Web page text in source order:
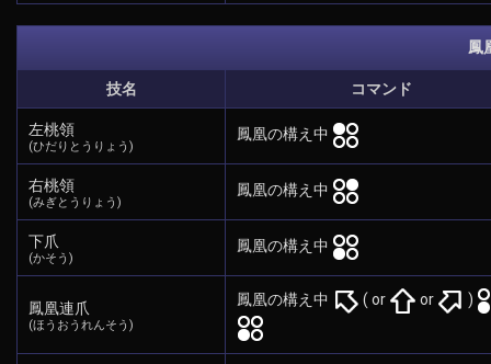
鳳
技名 コマンド
左桃領
(ひだりとうりょう)
鳳凰の構え中
右桃領
(みぎとうりょう)
鳳凰の構え中
下爪
(かそう)
鳳凰の構え中
鳳凰連爪
(ほうおうれんそう)
鳳凰の構え中 ( or or )